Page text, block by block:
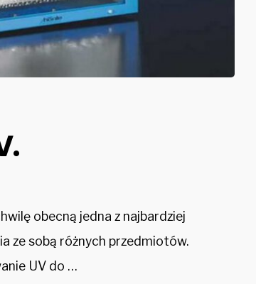
obecną jedna z najbardziej
ze sobą różnych przedmiotów.
UV do …